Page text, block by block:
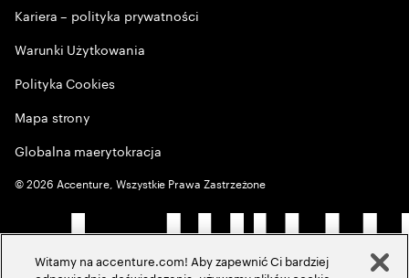
Kariera – polityka prywatności
Warunki Użytkowania
Polityka Cookies
Mapa strony
Globalna maerytokracja
©2026 Accenture, Wszystkie Prawa Zastrzeżone
Witamy na accenture.com! Aby zapewnić Ci bardziej